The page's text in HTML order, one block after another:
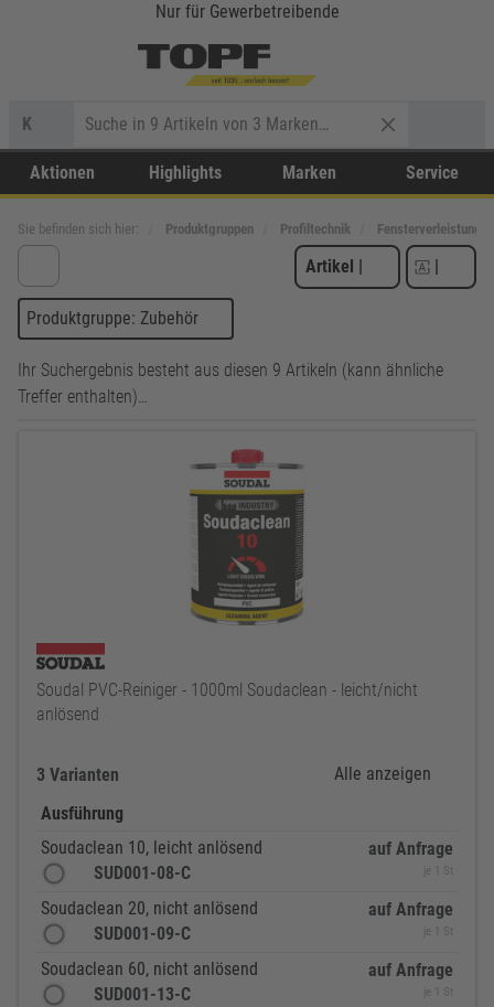
Nur für Gewerbetreibende
K
Aktionen Highlights Marken Service
Sie befinden sich hier: Produktgruppen Profiltechnik Fensterverleistung
Artikel | |
Produktgruppe: Zubehör
Ihr Suchergebnis besteht aus diesen 9 Artikeln (kann ähnliche
Treffer enthalten)…
Soudal PVC-Reiniger - 1000ml Soudaclean - leicht/nicht
anlösend
3 Varianten
Alle anzeigen
Ausführung
Soudaclean 10, leicht anlösend
SUD001-08-C
auf Anfrage
je 1 St
Soudaclean 20, nicht anlösend
SUD001-09-C
auf Anfrage
je 1 St
Soudaclean 60, nicht anlösend
SUD001-13-C
auf Anfrage
je 1 St